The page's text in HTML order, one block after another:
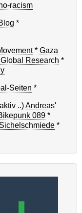
racism
*
* Gaza
Global Research *
Seiten *
..)Andreas'
089 *
Sichelschmiede *